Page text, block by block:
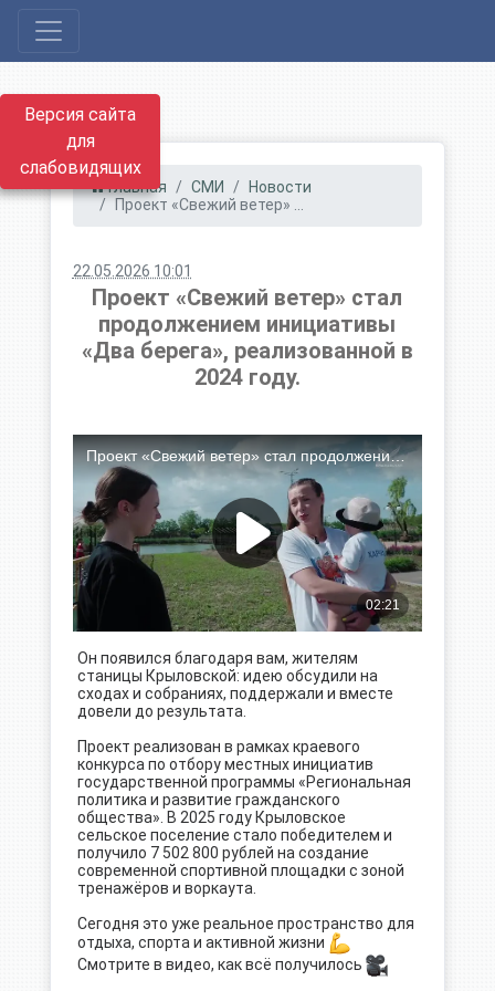
Версия сайта
для
слабовидящих
Главная СМИ
Новости
Проект «Свежий ветер» ...
22.05.2026 10:01
Проект «Свежий ветер» стал
продолжением инициативы
«Два берега», реализованной в
2024 году.
Он появился благодаря вам, жителям
станицы Крыловской: идею обсудили на
сходах и собраниях, поддержали и вместе
довели до результата.
Проект реализован в рамках краевого
конкурса по отбору местных инициатив
государственной программы «Региональная
политика и развитие гражданского
общества». В 2025 году Крыловское
сельское поселение стало победителем и
получило 7 502 800 рублей на создание
современной спортивной площадки с зоной
тренажёров и воркаута.
Сегодня это уже реальное пространство для
отдыха, спорта и активной жизни
Смотрите в видео, как всё получилось